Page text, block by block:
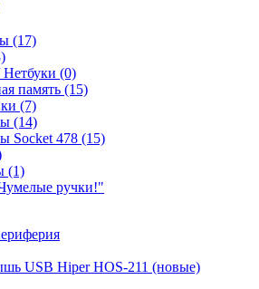
(17)
(0)
память (15)
(7)
(14)
Socket 478 (15)
(1)
ручки!"
USB Hiper HOS-211 (новые)